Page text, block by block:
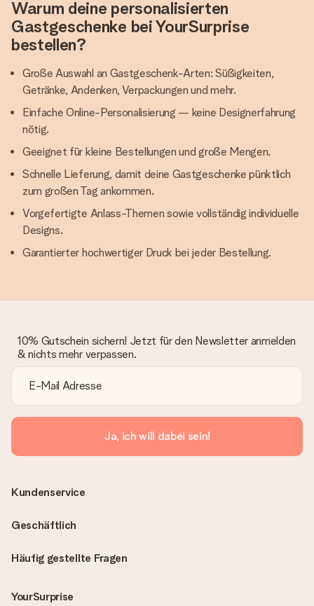
Warum deine personalisierten
Gastgeschenke bei YourSurprise
bestellen?
Große Auswahl an Gastgeschenk-Arten: Süßigkeiten,
Getränke, Andenken, Verpackungen und mehr.
Einfache Online-Personalisierung — keine Designerfahrung
nötig.
Geeignet für kleine Bestellungen und große Mengen.
Schnelle Lieferung, damit deine Gastgeschenke pünktlich
zum großen Tag ankommen.
Vorgefertigte Anlass-Themen sowie vollständig individuelle
Designs.
Garantierter hochwertiger Druck bei jeder Bestellung.
10% Gutschein sichern! Jetzt für den Newsletter anmelden
& nichts mehr verpassen.
Ja, ich will dabei sein!
Häufig gestellte Fragen
YourSurprise
Kundenservice
Geschäftlich